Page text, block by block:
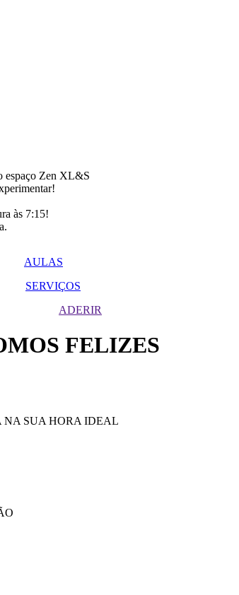
espaço Zen XL&S
às 7:15!
AULAS
SERVIÇOS
ADERIR
FELIZES
NA SUA HORA IDEAL